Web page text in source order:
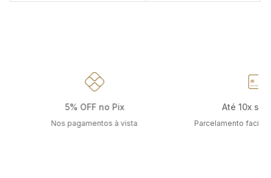
5% OFF no Pix
Nos pagamentos à vista
Até 10x
Parcelamento